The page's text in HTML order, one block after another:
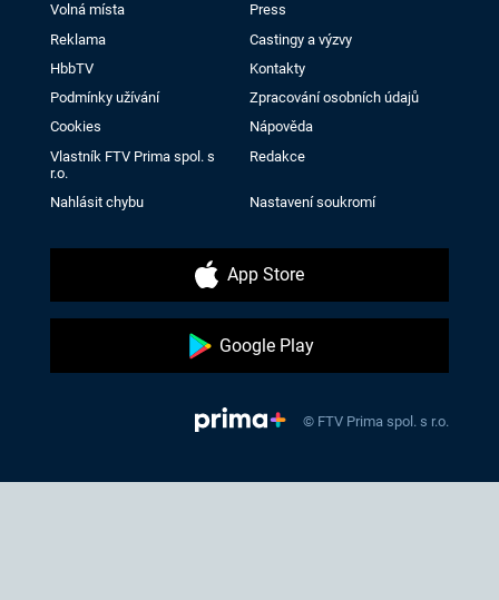
Volná místa
Press
Reklama
Castingy a výzvy
HbbTV
Kontakty
Podmínky užívání
Zpracování osobních údajů
Cookies
Nápověda
Vlastník FTV Prima spol. s
r.o.
Redakce
Nahlásit chybu Nastavení soukromí
App Store
Google Play
© FTV Prima spol. s r.o.